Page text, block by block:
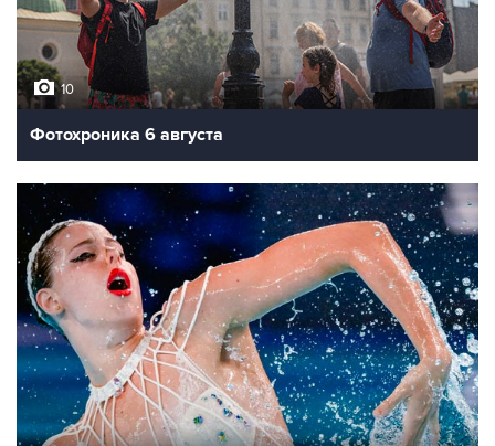
10
Фотохроника 6 августа